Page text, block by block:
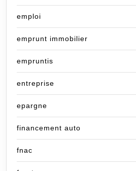
emploi
emprunt immobilier
empruntis
entreprise
epargne
financement auto
fnac